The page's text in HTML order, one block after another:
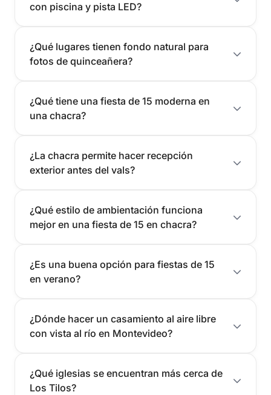
con piscina y pista LED?
¿Qué lugares tienen fondo natural para
fotos de quinceañera?
¿Qué tiene una fiesta de 15 moderna en
una chacra?
¿La chacra permite hacer recepción
exterior antes del vals?
¿Qué estilo de ambientación funciona
mejor en una fiesta de 15 en chacra?
¿Es una buena opción para fiestas de 15
en verano?
¿Dónde hacer un casamiento al aire libre
con vista al río en Montevideo?
¿Qué iglesias se encuentran más cerca de
Los Tilos?